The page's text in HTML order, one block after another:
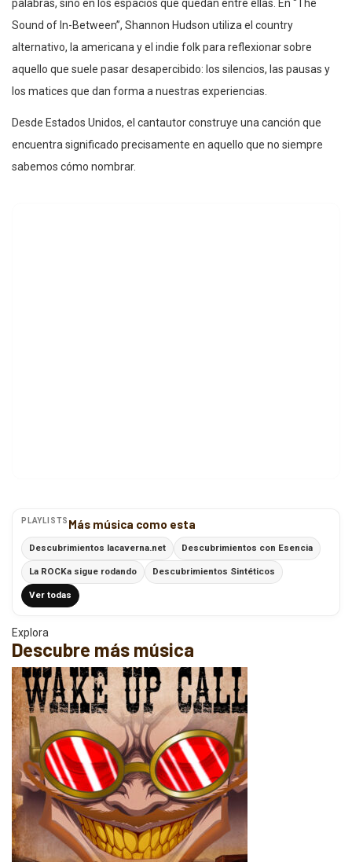
palabras, sino en los espacios que quedan entre ellas. En “The
Sound of In-Between”, Shannon Hudson utiliza el country
alternativo, la americana y el indie folk para reflexionar sobre
aquello que suele pasar desapercibido: los silencios, las pausas y
los matices que dan forma a nuestras experiencias.
Desde Estados Unidos, el cantautor construye una canción que
encuentra significado precisamente en aquello que no siempre
sabemos cómo nombrar.
PLAYLISTS Más música como esta
Descubrimientos lacaverna.net Descubrimientos con Esencia
La ROCKa sigue rodando Descubrimientos Sintéticos
Ver todas
Explora
Descubre más música